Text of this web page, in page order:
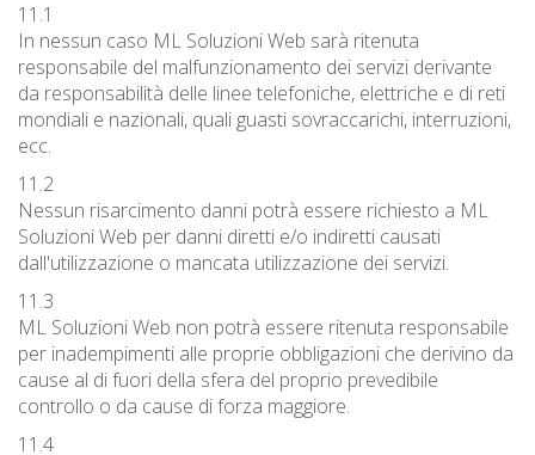
11.1
In nessun caso ML Soluzioni Web sarà ritenuta
responsabile del malfunzionamento dei servizi derivante
da responsabilità delle linee telefoniche, elettriche e di reti
mondiali e nazionali, quali guasti sovraccarichi, interruzioni,
ecc.
11.2
Nessun risarcimento danni potrà essere richiesto a ML
Soluzioni Web per danni diretti e/o indiretti causati
dall'utilizzazione o mancata utilizzazione dei servizi.
11.3
ML Soluzioni Web non potrà essere ritenuta responsabile
per inadempimenti alle proprie obbligazioni che derivino da
cause al di fuori della sfera del proprio prevedibile
controllo o da cause di forza maggiore.
11.4